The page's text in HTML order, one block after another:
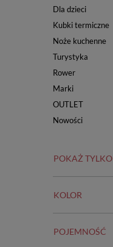
Dla dzieci
Kubki termiczne
Noże kuchenne
Turystyka
Rower
Marki
OUTLET
Nowości
POKAŻ TYLKO
KOLOR
POJEMNOŚĆ